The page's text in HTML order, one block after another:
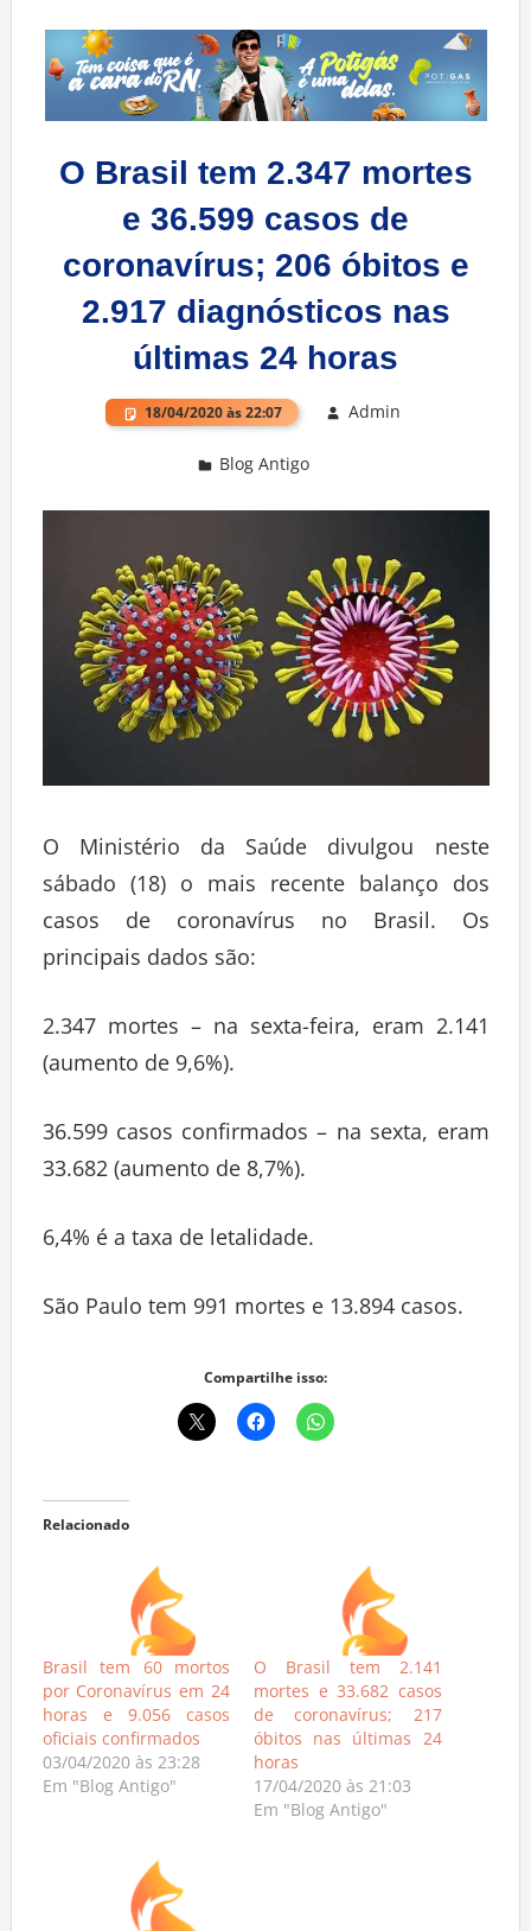
O Brasil tem 2.347 mortes
e 36.599 casos de
coronavírus; 206 óbitos e
2.917 diagnósticos nas
últimas 24 horas
18/04/2020 às 22:07 Admin
Blog Antigo
O Ministério da Saúde divulgou neste
sábado (18) o mais recente balanço dos
casos de coronavírus no Brasil. Os
principais dados são:
2.347 mortes – na sexta-feira, eram 2.141
(aumento de 9,6%).
36.599 casos confirmados – na sexta, eram
33.682 (aumento de 8,7%).
6,4% é a taxa de letalidade.
São Paulo tem 991 mortes e 13.894 casos.
Compartilhe isso:
Relacionado
Brasil tem 60 mortos
por Coronavírus em 24
horas e 9.056 casos
oficiais confirmados
03/04/2020 às 23:28
Em "Blog Antigo"
O Brasil tem 2.141
mortes e 33.682 casos
de coronavírus; 217
óbitos nas últimas 24
horas
17/04/2020 às 21:03
Em "Blog Antigo"